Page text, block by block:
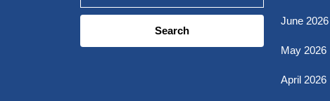
Search
June 2026
May 2026
April 2026